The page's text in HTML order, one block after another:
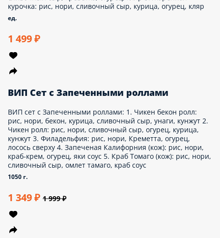
Кентукки
лосось, кляр 2. Краб Томаго (кож): рис, нори, сливочный сыр,
699 ₽